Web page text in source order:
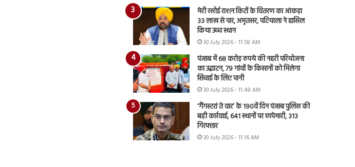
मेरी रसोई राशन किटों के वितरण का आंकड़ा
33 लाख से पार, अमृतसर, पटियाला ने हासिल
किया उच्च स्थान
30 July 2026 - 11:58 AM
पंजाब में 68 करोड़ रुपये की नहरी परियोजना
का उद्घाटन, 79 गांवों के किसानों को मिलेगा
सिंचाई के लिए पानी
30 July 2026 - 11:48 AM
‘गैंगस्टरां ते वार’ के 190वें दिन पंजाब पुलिस की
बड़ी कार्रवाई, 641 स्थानों पर छापेमारी, 313
गिरफ्तार
30 July 2026 - 11:16 AM